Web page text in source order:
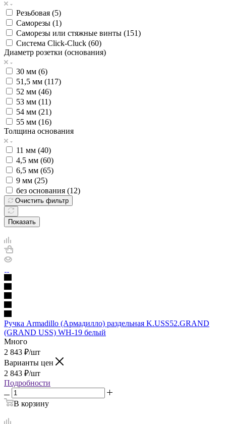
Резьбовая (5)
Саморезы (1)
Саморезы или стяжные винты (151)
Система Click-Cluck (60)
Диаметр розетки (основания)
30 мм (6)
51,5 мм (117)
52 мм (46)
53 мм (11)
54 мм (21)
55 мм (16)
Толщина основания
11 мм (40)
4,5 мм (60)
6,5 мм (65)
9 мм (25)
без основания (12)
Очистить фильтр
Показать
Ручка Armadillo (Армадилло) раздельная K.USS52.GRAND
(GRAND USS) WH-19 белый
Много
2 843 ₽/шт
Варианты цен
2 843 ₽/шт
Подробности
В корзину